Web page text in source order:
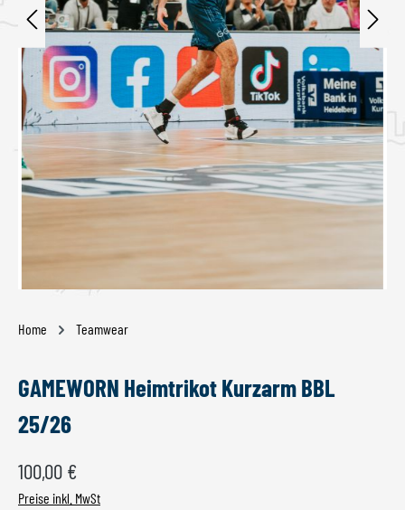
Home Teamwear
GAMEWORN Heimtrikot Kurzarm BBL
25/26
Regulärer Preis:
100,00 €
Preise inkl. MwSt